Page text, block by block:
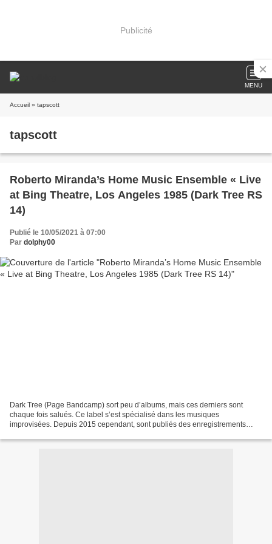
Publicité
MENU
Accueil » tapscott
tapscott
Roberto Miranda’s Home Music Ensemble « Live
at Bing Theatre, Los Angeles 1985 (Dark Tree RS
14)
Publié le 10/05/2021 à 07:00
Par dolphy00
Dark Tree (Page Bandcamp) sort peu d’albums, mais ces derniers sont
chaque fois salués. Ce label s’est spécialisé dans les musiques
improvisées. Depuis 2015 cependant, sont publiés des enregistrements